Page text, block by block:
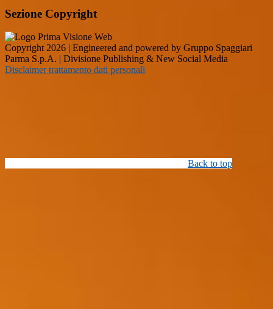
Sezione Copyright
Copyright 2026 | Engineered and powered by Gruppo Spaggiari
Parma S.p.A. | Divisione Publishing & New Social Media
Disclaimer trattamento dati personali
Back to top